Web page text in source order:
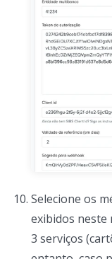
Selecione os
exibidos neste
3 serviços